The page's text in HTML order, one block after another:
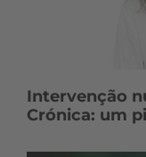
Intervenção
Crónica: um